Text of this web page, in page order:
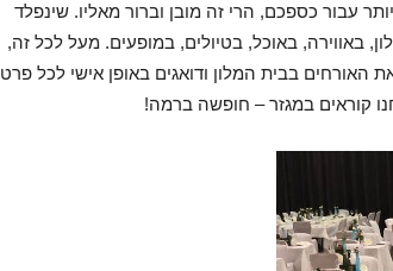
עבור כספכם, הרי זה מובן וברור מאליו. שינפלד
באווירה, באוכל, בטיולים, במופעים. מעל לכל זה,
בבית המלון ודואגים באופן אישי לכל פרט
קוראים במגזר – חופשה ברמה!